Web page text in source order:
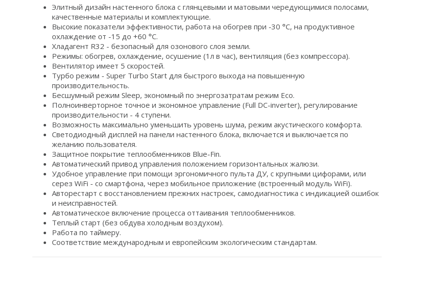
Элитный дизайн настенного блока с глянцевыми и матовыми чередующимися полосами,
качественные материалы и комплектующие.
Высокие показатели эффективности, работа на обогрев при -30 °С, на продуктивное
охлаждение от -15 до +60 °С.
Хладагент R32 - безопасный для озонового слоя земли.
Режимы: обогрев, охлаждение, осушение (1л в час), вентиляция (без компрессора).
Вентилятор имеет 5 скоростей.
Турбо режим - Super Turbo Start для быстрого выхода на повышенную
производительность.
Бесшумный режим Sleep, экономный по энергозатратам режим Eco.
Полноинверторное точное и экономное управление (Full DC-inverter), регулирование
производительности - 4 ступени.
Возможность максимально уменьшить уровень шума, режим акустического комфорта.
Светодиодный дисплей на панели настенного блока, включается и выключается по
желанию пользователя.
Защитное покрытие теплообменников Blue-Fin.
Автоматический привод управления положением горизонтальных жалюзи.
Удобное управление при помощи эргономичного пульта ДУ, с крупными цифорами, или
серез WiFi - со смартфона, через мобильное приложение (встроенный модуль WiFi).
Авторестарт с восстановлением прежних настроек, самодиагностика с индикацией ошибок
и неисправностей.
Автоматическое включение процесса оттаивания теплообменников.
Теплый старт (без обдува холодным воздухом).
Работа по таймеру.
Соответствие международным и европейским экологическим стандартам.